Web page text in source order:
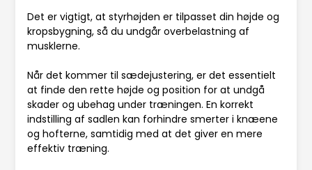
Det er vigtigt, at styrhøjden er tilpasset din højde og
kropsbygning, så du undgår overbelastning af
musklerne.
Når det kommer til sædejustering, er det essentielt
at finde den rette højde og position for at undgå
skader og ubehag under træningen. En korrekt
indstilling af sadlen kan forhindre smerter i knæene
og hofterne, samtidig med at det giver en mere
effektiv træning.